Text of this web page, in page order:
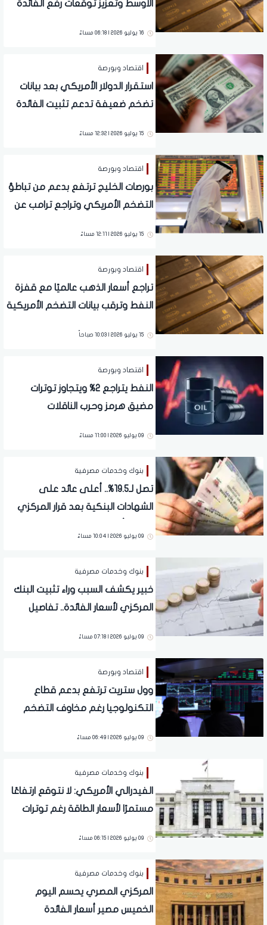
الأوسط وتعزيز توقعات رفع الفائدة
16 يوليو 2026 | 06:18 مساءً
اقتصاد وبورصة
استقرار الدولار الأمريكي بعد بيانات
تضخم ضعيفة تدعم تثبيت الفائدة
15 يوليو 2026 | 12:32 مساءً
اقتصاد وبورصة
بورصات الخليج ترتفع بدعم من تباطؤ
التضخم الأمريكي وتراجع ترامب عن
15 يوليو 2026 | 12:11 مساءً
اقتصاد وبورصة
تراجع أسعار الذهب عالميًا مع قفزة
النفط وترقب بيانات التضخم الأمريكية
15 يوليو 2026 | 10:03 صباحاً
اقتصاد وبورصة
النفط يتراجع 2% ويتجاوز توترات
مضيق هرمز وحرب الناقلات
09 يوليو 2026 | 11:00 مساءً
بنوك وخدمات مصرفية
تصل لـ19.5%.. أعلى عائد على
الشهادات البنكية بعد قرار المركزي
09 يوليو 2026 | 10:04 مساءً
بنوك وخدمات مصرفية
خبير يكشف السبب وراء تثبيت البنك
المركزي لأسعار الفائدة.. تفاصيل
09 يوليو 2026 | 07:18 مساءً
اقتصاد وبورصة
وول ستريت ترتفع بدعم قطاع
التكنولوجيا رغم مخاوف التضخم
09 يوليو 2026 | 06:49 مساءً
بنوك وخدمات مصرفية
الفيدرالي الأمريكي: لا نتوقع ارتفاعًا
مستمرًا لأسعار الطاقة رغم توترات
09 يوليو 2026 | 06:15 مساءً
بنوك وخدمات مصرفية
المركزي المصري يحسم اليوم
الخميس مصير أسعار الفائدة